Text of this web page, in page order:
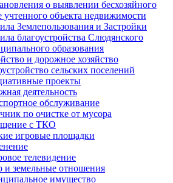
о выявлении бесхозяйного
учтенного объекта недвижимости
Землепользования и Застройки
благоустройства Слюдянского
образования
и дорожное хозяйство
сельских поселений
проекты
деятельность
обслуживание
по очистке от мусора
с ТКО
игровые площадки
телевидение
и земельные отношения
имущество